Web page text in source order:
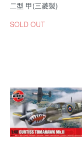
二型 甲(三菱製)
SOLD OUT